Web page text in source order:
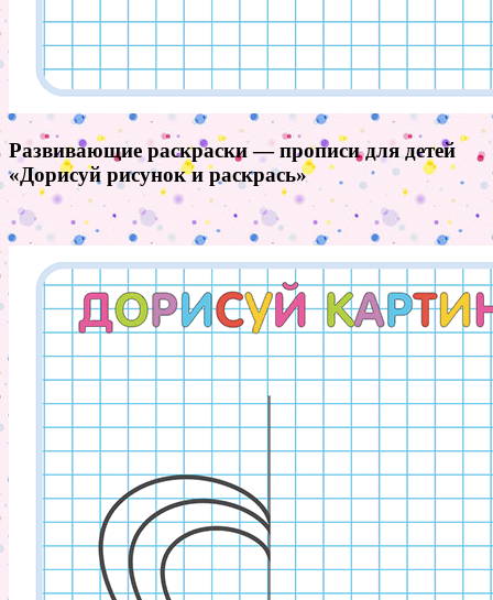
Развивающие раскраски — прописи для детей
«Дорисуй рисунок и раскрась»